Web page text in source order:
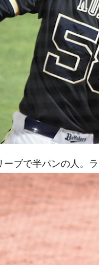
ーブで半パンの人。